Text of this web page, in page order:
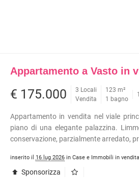
Appartamento a Vasto in
€ 175.000
3 Locali
Vendita
123 m²
1 bagno
Appartamento in vendita nel viale
piano di una elegante palazzina.
conservazione, parzialmente arredato,
inserito il 16 lug 2026in Case e Immobili in
Sponsorizza